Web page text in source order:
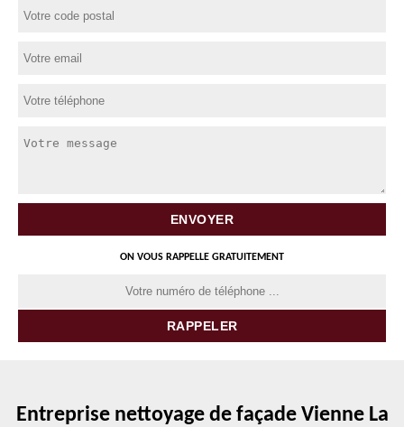
ON VOUS RAPPELLE GRATUITEMENT
Entreprise nettoyage de façade Vienne La